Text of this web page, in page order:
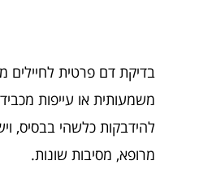
בדיקת דם פרטית
משמעותית או עייפות
להידבקות כלשהי בבסיס,
מרופא, מסיבות שונות.